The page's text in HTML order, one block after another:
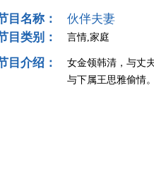
目名称：
伙伴夫妻
目类别：
言情,家庭
目介绍：
女金领韩清，与丈
与下属王思雅偷情